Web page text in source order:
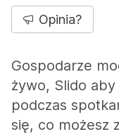
Opinia?
Gospodarze
żywo, Slido
podczas
się, co możesz